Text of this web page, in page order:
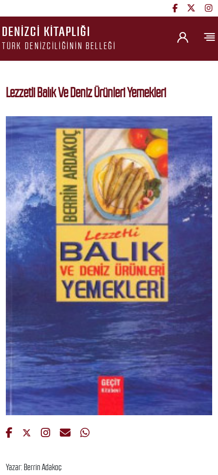
DENIZCI KITAPLIĞI
TÜRK DENIZCILIĞININ BELLEĞI
Lezzetli Balık Ve Deniz Ürünleri Yemekleri
Yazar: Berrin Adakoç